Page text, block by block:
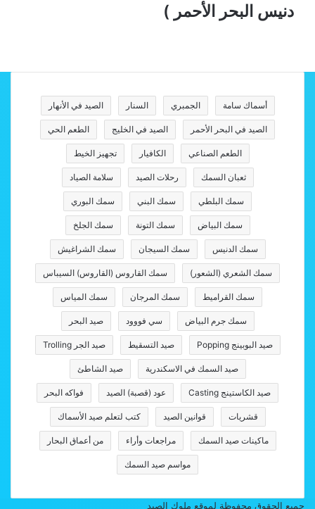
دنيس البحر الأحمر )
أسماك سامة الجمبري السنار الصيد في الأنهار
الصيد في البحر الأحمر الصيد في الخليج الطعم الحي
الطعم الصناعي الكافيار تجهيز الخيط
ثعبان السمك رحلات الصيد سلامة الصياد
سمك البلطي سمك البني سمك البوري
سمك البياض سمك التونة سمك الجلخ
سمك الدنيس سمك السيجان سمك الشراغيش
سمك الشعري (الشعور) سمك القاروس (القاروس) السيباس
سمك القراميط سمك المرجان سمك المياس
سمك جرم البياض سي فووود صيد البحر
صيد البوبينج Popping صيد التسقيط صيد الجر Trolling
صيد السمك في الاسكندرية صيد الشاطئ
صيد الكاستينج Casting عود (قصبة) الصيد فواكه البحر
قشريات قوانين الصيد كتب لتعلم صيد الأسماك
ماكينات صيد السمك مراجعات وأراء من أعماق البحار
مواسم صيد السمك
جميع الحقوق محفوظة لموقع ملوك الصيد